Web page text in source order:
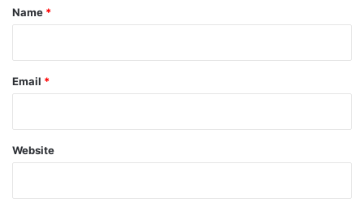
*
Name *
Email *
Website